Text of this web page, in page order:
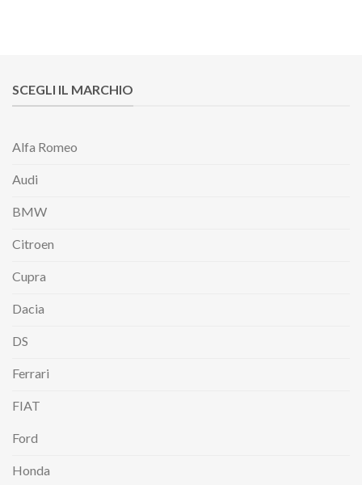
SCEGLI IL MARCHIO
Alfa Romeo
Audi
BMW
Citroen
Cupra
Dacia
DS
Ferrari
FIAT
Ford
Honda